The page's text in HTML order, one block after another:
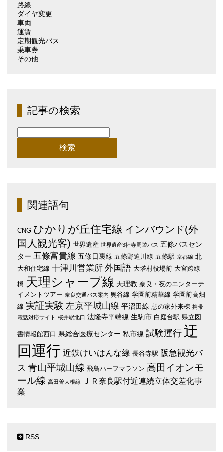
路線
ダイヤ変更
車両
運賃
定期観光バス
乗車券
その他
記事の検索
索:
関連語句
CNG ひかりが丘住宅線 インバウンド(外
国人観光客) 世界遺産 世界遺産3社寺周遊バス 五條バスセン
ター 五條富貴線 五條日裏線 五條野迫川線 五條駅 京都線 北
大和住宅線 十津川営業所 外国語 大塔村役場前 大宮跨線
橋 天理シャープ線 天理教 奈良・夜のエンターテ
イメントツアー 奈良交通バス案内 奥谷線 学園前精華線 学園前高畑
線 実証実験 左京平城山線 平沼田線 憩の家外来棟 携帯
電話対応サイト 桜井駅北口 法隆寺平端線 生駒市 白庭台駅 県立図
書情報館西口 県総合医療センター 私市線 試験運行 迂
回運行 近鉄けいはんな線 長谷寺駅 阪急観光バ
ス 青山平城山線 飛鳥ハーフマラソン 高田イオンモ
ール線 高田曽大根線
ＪＲ奈良駅付近連続立体交差化事
業
RSS